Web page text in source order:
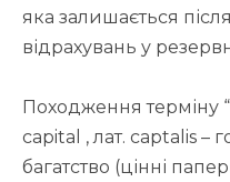
яка залишається
відрахувань у
Походження терміну
capital , лат. сaptalis –
багатство (цінні